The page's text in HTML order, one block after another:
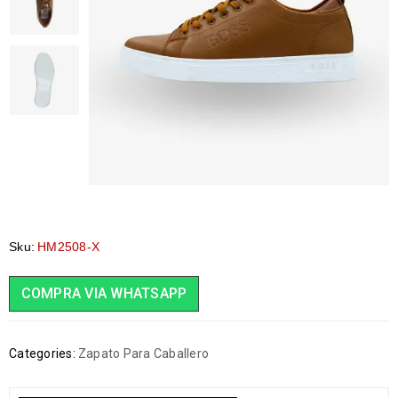
Sku: HM2508-X
COMPRA VIA WHATSAPP
Categories: Zapato Para Caballero